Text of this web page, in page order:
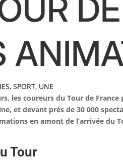
,SPORT, UNE
les coureurs du Tour de
et devant près de 30 000
en amont de l’arrivée du
Tour